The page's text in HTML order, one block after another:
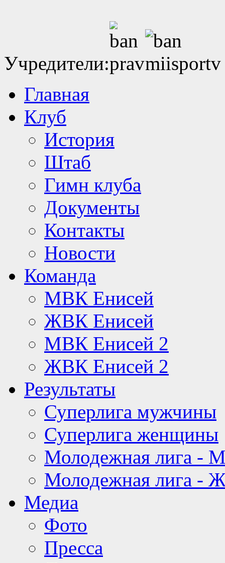
Учредители:
Главная
Клуб
История
Штаб
Гимн клуба
Документы
Контакты
Новости
Команда
МВК Енисей
ЖВК Енисей
МВК Енисей 2
ЖВК Енисей 2
Результаты
Суперлига мужчины
Суперлига женщины
Молодежная лига -
Молодежная лига -
Медиа
Фото
Пресса